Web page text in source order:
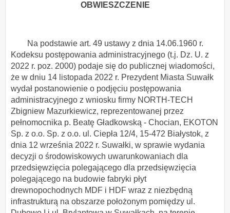
OBWIESZCZENIE
Na podstawie art. 49 ustawy z dnia 14.06.1960 r.
Kodeksu postępowania administracyjnego (t.j. Dz. U. z
2022 r. poz. 2000) podaje się do publicznej wiadomości,
że w dniu 14 listopada 2022 r. Prezydent Miasta Suwałk
wydał postanowienie o podjęciu postępowania
administracyjnego z wniosku firmy NORTH-TECH
Zbigniew Mazurkiewicz, reprezentowanej przez
pełnomocnika p. Beatę Gładkowską - Chocian, EKOTON
Sp. z o.o. Sp. z o.o. ul. Ciepła 12/4, 15-472 Białystok, z
dnia 12 września 2022 r. Suwałki, w sprawie wydania
decyzji o środowiskowych uwarunkowaniach dla
przedsięwzięcia polegającego dla przedsięwzięcia
polegającego na budowie fabryki płyt
drewnopochodnych MDF i HDF wraz z niezbędną
infrastrukturą na obszarze położonym pomiędzy ul.